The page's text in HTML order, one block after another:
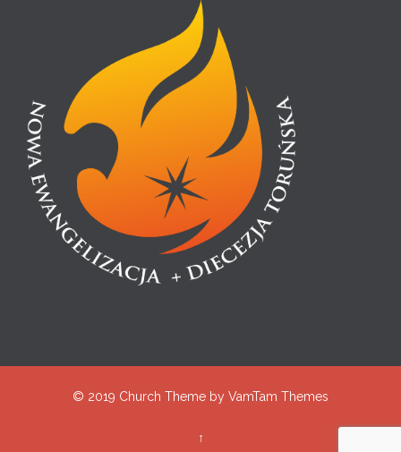
© 2019 Church Theme by VamTam Themes
↑